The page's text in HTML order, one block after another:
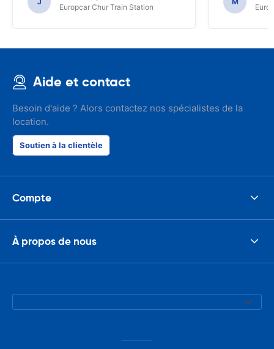
Europcar Chur Train Station
Aide et contact
Besoin d'aide ? Alors contactez nos spécialistes de la
location.
Soutien à la clientèle
Compte
À propos de nous